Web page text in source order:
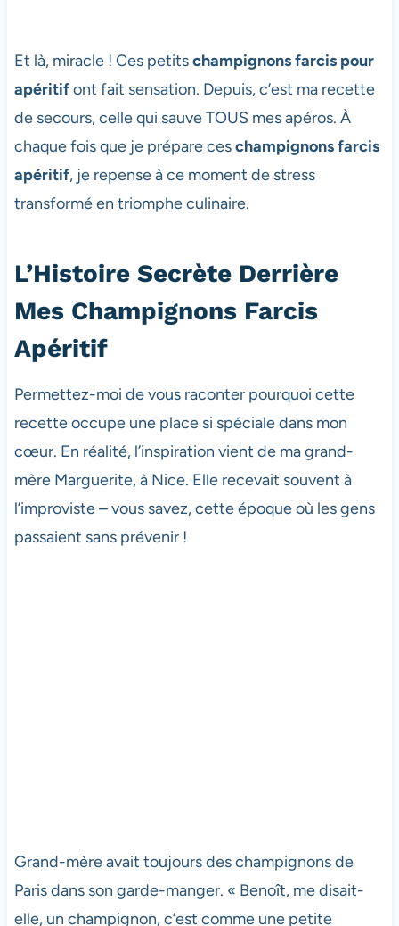
Et là, miracle ! Ces petitschampignons farcis pour
apéritifont fait sensation. Depuis, c’est ma recette
de secours, celle qui sauve TOUS mes apéros. À
chaque fois que je prépare ceschampignons farcis
apéritif, je repense à ce moment de stress
transformé en triomphe culinaire.
L’Histoire Secrète Derrière
Mes Champignons Farcis
Apéritif
Permettez-moi de vous raconter pourquoi cette
recette occupe une place si spéciale dans mon
cœur. En réalité, l’inspiration vient de ma grand-
mère Marguerite, à Nice. Elle recevait souvent à
l’improviste – vous savez, cette époque où les gens
passaient sans prévenir !
Grand-mère avait toujours des champignons de
Paris dans son garde-manger. « Benoît, me disait-
elle, un champignon, c’est comme une petite